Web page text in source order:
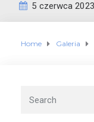
5 czerwca 2023
Home Galeria